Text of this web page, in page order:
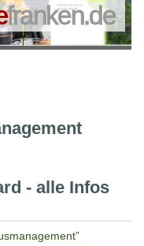
franken.de
- alle Infos